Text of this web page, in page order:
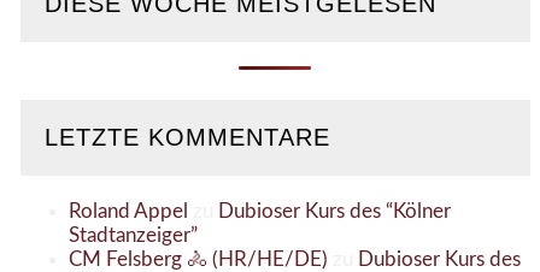
LETZTE KOMMENTARE
Roland Appel
Dubioser Kurs des “Kölner
Stadtanzeiger”
CM Felsberg 🚴 (HR/HE/DE)
Dubioser Kurs des